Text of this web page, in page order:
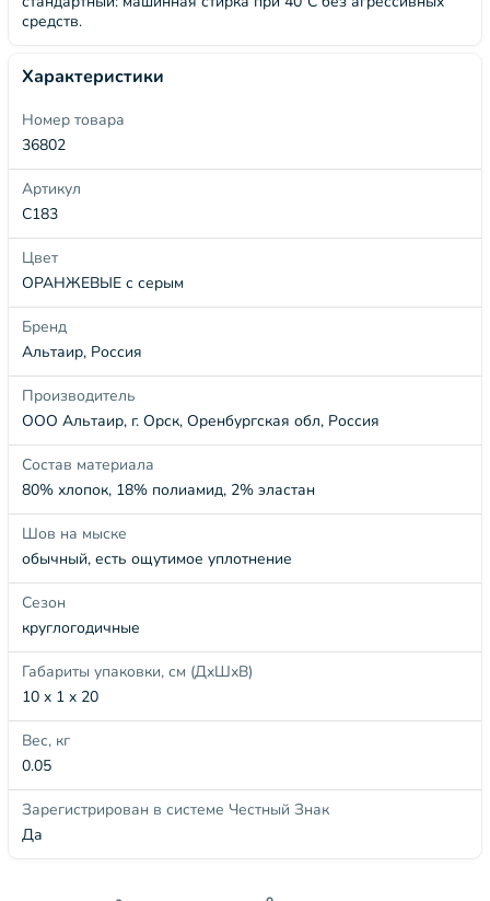
средств.
Характеристики
Номер товара
36802
Артикул
С183
Цвет
ОРАНЖЕВЫЕ с серым
Бренд
Альтаир, Россия
Производитель
ООО Альтаир, г. Орск, Оренбургская обл, Россия
Состав материала
80% хлопок, 18% полиамид, 2% эластан
Шов на мыске
обычный, есть ощутимое уплотнение
Сезон
круглогодичные
Габариты упаковки, см (ДхШхВ)
10 x 1 x 20
Вес, кг
0.05
Зарегистрирован в системе Честный Знак
Да